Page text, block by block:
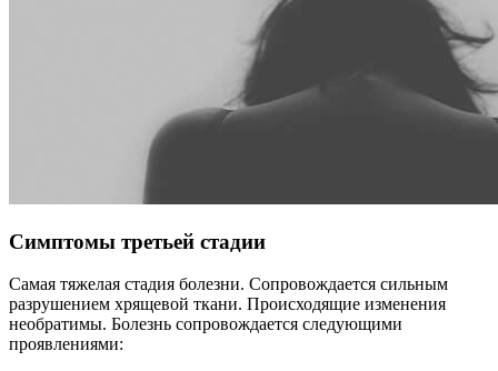
Симптомы третьей стадии
Самая тяжелая стадия болезни. Сопровождается сильным
разрушением хрящевой ткани. Происходящие изменения
необратимы. Болезнь сопровождается следующими
проявлениями: